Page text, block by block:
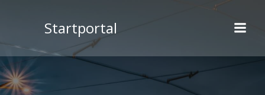
Startportal